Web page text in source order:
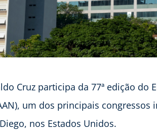
Cruz participa da 77ª edição do
um dos principais congressos
nos Estados Unidos.